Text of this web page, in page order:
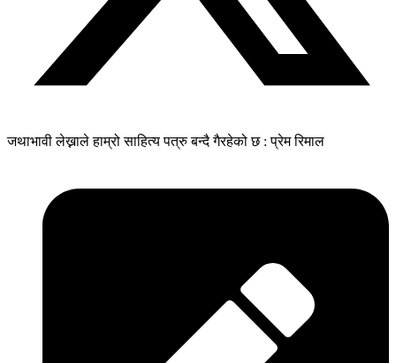
जथाभावी लेख्नाले हाम्रो साहित्य पत्रु बन्दै गैरहेको छ : प्रेम रिमाल